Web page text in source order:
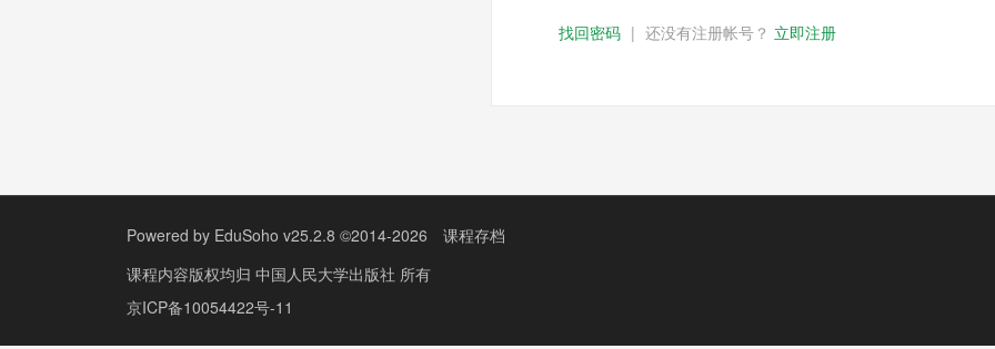
找回密码 | 还没有注册帐号？ 立即注册
Powered by EduSoho v25.2.8 ©2014-2026
课程存档
课程内容版权均归 中国人民大学出版社 所有
京ICP备10054422号-11